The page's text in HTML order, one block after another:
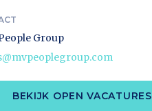
Group
BEKIJK OPEN VACATURES